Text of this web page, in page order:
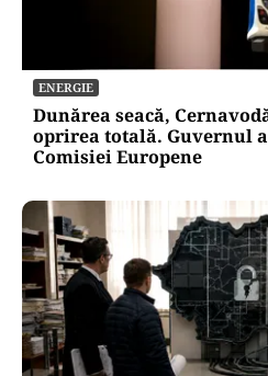
ENERGIE
Dunărea seacă,
oprirea totală. Guvernul
Comisiei Europene